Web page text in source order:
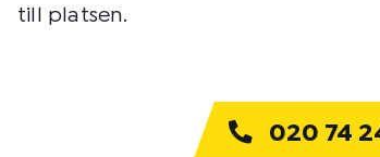
till platsen.
020 74